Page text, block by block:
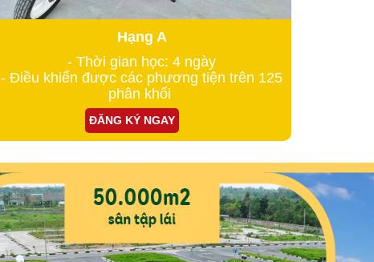
Hạng A
- Thời gian học: 4 ngày
- Điều khiển được các phương tiện trên 125
phân khối
ĐĂNG KÝ NGAY